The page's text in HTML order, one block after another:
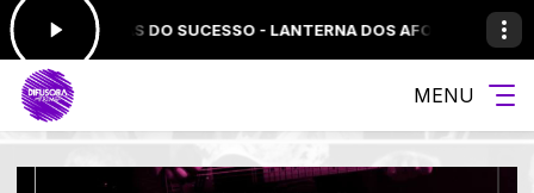
DO SUCESSO - LANTERNA DOS AFOGADOSA VOZ DO
MENU